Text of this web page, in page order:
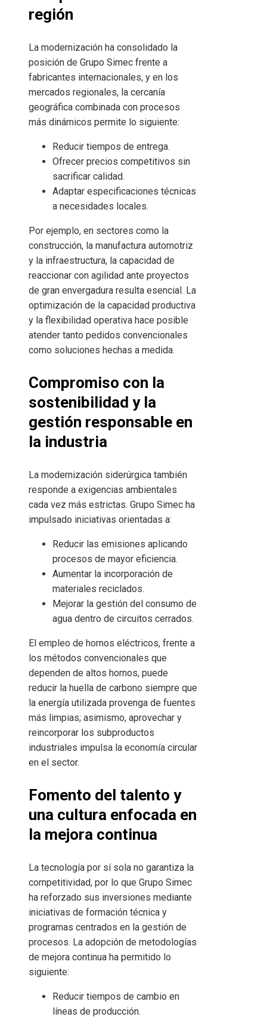
región
La modernización ha consolidado la
posición de Grupo Simec frente a
fabricantes internacionales, y en los
mercados regionales, la cercanía
geográfica combinada con procesos
más dinámicos permite lo siguiente:
Reducir tiempos de entrega.
Ofrecer precios competitivos sin
sacrificar calidad.
Adaptar especificaciones técnicas
a necesidades locales.
Por ejemplo, en sectores como la
construcción, la manufactura automotriz
y la infraestructura, la capacidad de
reaccionar con agilidad ante proyectos
de gran envergadura resulta esencial. La
optimización de la capacidad productiva
y la flexibilidad operativa hace posible
atender tanto pedidos convencionales
como soluciones hechas a medida.
Compromiso con la
sostenibilidad y la
gestión responsable en
la industria
La modernización siderúrgica también
responde a exigencias ambientales
cada vez más estrictas. Grupo Simec ha
impulsado iniciativas orientadas a:
Reducir las emisiones aplicando
procesos de mayor eficiencia.
Aumentar la incorporación de
materiales reciclados.
Mejorar la gestión del consumo de
agua dentro de circuitos cerrados.
El empleo de hornos eléctricos, frente a
los métodos convencionales que
dependen de altos hornos, puede
reducir la huella de carbono siempre que
la energía utilizada provenga de fuentes
más limpias; asimismo, aprovechar y
reincorporar los subproductos
industriales impulsa la economía circular
en el sector.
Fomento del talento y
una cultura enfocada en
la mejora continua
La tecnología por sí sola no garantiza la
competitividad, por lo que Grupo Simec
ha reforzado sus inversiones mediante
iniciativas de formación técnica y
programas centrados en la gestión de
procesos. La adopción de metodologías
de mejora continua ha permitido lo
siguiente:
Reducir tiempos de cambio en
líneas de producción.